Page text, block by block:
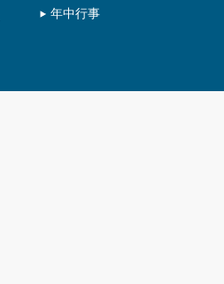
年中行事